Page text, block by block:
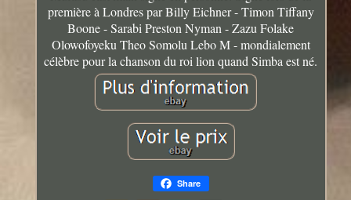
première à Londres par Billy Eichner - Timon Tiffany
Boone - Sarabi Preston Nyman - Zazu Folake
Olowofoyeku Theo Somolu Lebo M - mondialement
célèbre pour la chanson du roi lion quand Simba est né.
Share